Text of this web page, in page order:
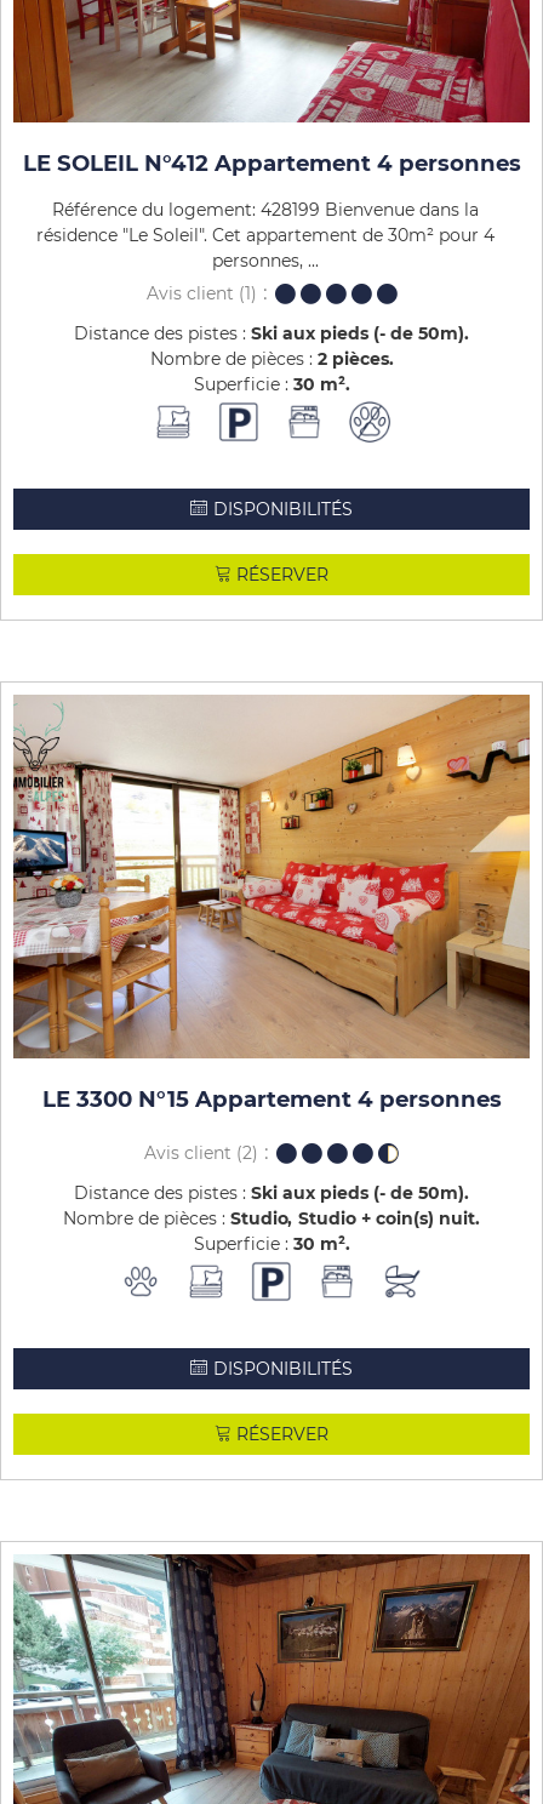
LE SOLEIL N°412 Appartement 4 personnes
Référence du logement: 428199 Bienvenue dans la
résidence "Le Soleil". Cet appartement de 30m² pour 4
personnes, ...
Avis client (1)
Distance des pistes : Ski aux pieds (- de 50m)
Nombre de pièces : 2 pièces
Superficie : 30 m²
DISPONIBILITÉS
RÉSERVER
LE 3300 N°15 Appartement 4 personnes
Avis client (2)
Distance des pistes : Ski aux pieds (- de 50m)
Nombre de pièces : Studio Studio + coin(s) nuit
Superficie : 30 m²
DISPONIBILITÉS
RÉSERVER